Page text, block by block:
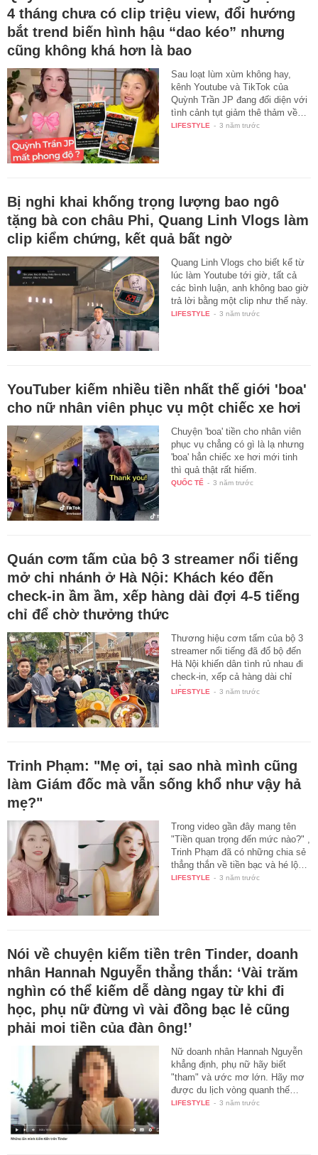
4 tháng chưa có clip triệu view, đổi hướng
bắt trend biến hình hậu “dao kéo” nhưng
cũng không khá hơn là bao
Sau loạt lùm xùm không hay,
kênh Youtube và TikTok của
Quỳnh Trần JP đang đối diện với
tình cảnh tụt giảm thê thảm về…
LIFESTYLE - 3 năm trước
Bị nghi khai khống trọng lượng bao ngô
tặng bà con châu Phi, Quang Linh Vlogs làm
clip kiểm chứng, kết quả bất ngờ
Quang Linh Vlogs cho biết kể từ
lúc làm Youtube tới giờ, tất cả
các bình luận, anh không bao giờ
trả lời bằng một clip như thế này.
LIFESTYLE - 3 năm trước
YouTuber kiếm nhiều tiền nhất thế giới 'boa'
cho nữ nhân viên phục vụ một chiếc xe hơi
Chuyện 'boa' tiền cho nhân viên
phục vụ chẳng có gì là lạ nhưng
'boa' hẳn chiếc xe hơi mới tinh
thì quả thật rất hiếm.
QUỐC TẾ - 3 năm trước
Quán cơm tấm của bộ 3 streamer nổi tiếng
mở chi nhánh ở Hà Nội: Khách kéo đến
check-in ầm ầm, xếp hàng dài đợi 4-5 tiếng
chỉ để chờ thưởng thức
Thương hiệu cơm tấm của bộ 3
streamer nổi tiếng đã đổ bộ đến
Hà Nội khiến dân tình rủ nhau đi
check-in, xếp cả hàng dài chỉ
để…
LIFESTYLE - 3 năm trước
Trinh Phạm: "Mẹ ơi, tại sao nhà mình cũng
làm Giám đốc mà vẫn sống khổ như vậy hả
mẹ?"
Trong video gần đây mang tên
"Tiền quan trọng đến mức nào?" ,
Trinh Phạm đã có những chia sẻ
thẳng thắn về tiền bạc và hé lộ…
LIFESTYLE - 3 năm trước
Nói về chuyện kiếm tiền trên Tinder, doanh
nhân Hannah Nguyễn thẳng thắn: ‘Vài trăm
nghìn có thể kiếm dễ dàng ngay từ khi đi
học, phụ nữ đừng vì vài đồng bạc lẻ cũng
phải moi tiền của đàn ông!’
Nữ doanh nhân Hannah Nguyễn
khẳng định, phụ nữ hãy biết
"tham" và ước mơ lớn. Hãy mơ
được du lịch vòng quanh thế…
LIFESTYLE - 3 năm trước